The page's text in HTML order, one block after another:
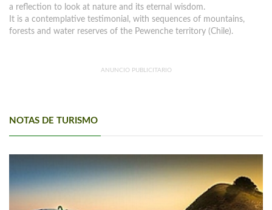
a reflection to look at nature and its eternal wisdom.
It is a contemplative testimonial, with sequences of mountains,
forests and water reserves of the Pewenche territory (Chile).
ANUNCIO PUBLICITARIO
NOTAS DE TURISMO